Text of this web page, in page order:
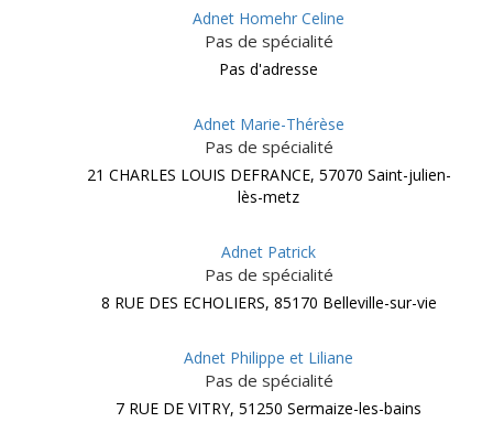
Adnet Homehr Celine
Pas de spécialité
Pas d'adresse
Adnet Marie-Thérèse
Pas de spécialité
21 CHARLES LOUIS DEFRANCE, 57070 Saint-julien-
lès-metz
Adnet Patrick
Pas de spécialité
8 RUE DES ECHOLIERS, 85170 Belleville-sur-vie
Adnet Philippe et Liliane
Pas de spécialité
7 RUE DE VITRY, 51250 Sermaize-les-bains